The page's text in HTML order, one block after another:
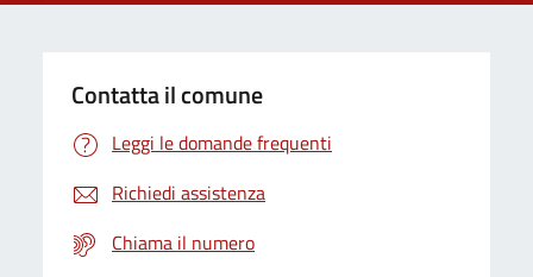
Contatta il comune
Leggi le domande frequenti
Richiedi assistenza
Chiama il numero